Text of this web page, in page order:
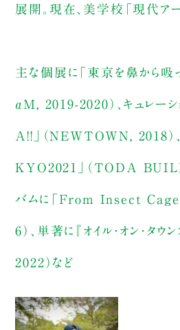
展開。現在、美学校「現代ア
主な個展に「東京を鼻から吸
αM, 2019-2020）、キュレー
A!!」（NEWTOWN, 2018）
KYO2021」（TODA
バムに「From Insect Cage
6）、単著に『オイル・オン・タウ
2022）など